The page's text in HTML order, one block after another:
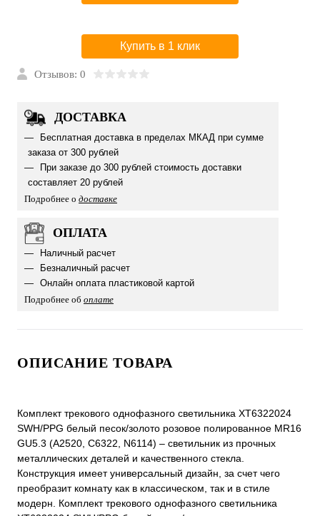
Купить в 1 клик
Отзывов: 0
ДОСТАВКА
Бесплатная доставка в пределах МКАД при сумме
заказа от 300 рублей
При заказе до 300 рублей стоимость доставки
составляет 20 рублей
Подробнее о доставке
ОПЛАТА
Наличный расчет
Безналичный расчет
Онлайн оплата пластиковой картой
Подробнее об оплате
ОПИСАНИЕ ТОВАРА
Комплект трекового однофазного светильника XT6322024
SWH/PPG белый песок/золото розовое полированное MR16
GU5.3 (A2520, C6322, N6114) – светильник из прочных
металлических деталей и качественного стекла.
Конструкция имеет универсальный дизайн, за счет чего
преобразит комнату как в классическом, так и в стиле
модерн. Комплект трекового однофазного светильника